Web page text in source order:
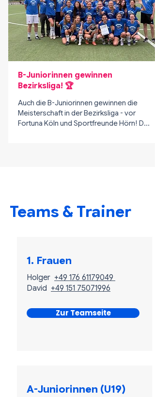
B-Juniorinnen gewinnen
Bezirksliga! 🏆
Auch die B-Juniorinnen gewinnen die
Meisterschaft in der Bezirksliga - vor
Fortuna Köln und Sportfreunde Hörn! Der
Teams & Trainer
1. Frauen
Holger +49 176 61179049
David +49 151 75071996
Zur Teamseite
A-Juniorinnen (U19)